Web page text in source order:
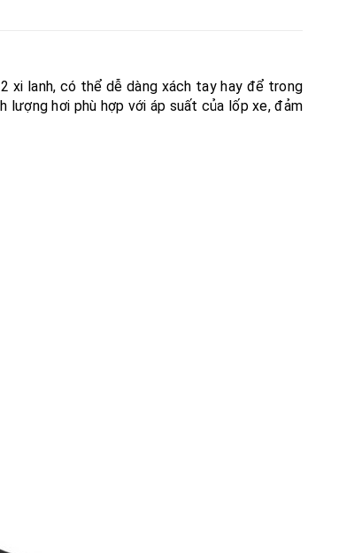
xi lanh, có thể dễ dàng xách tay hay để trong
hơi phù hợp với áp suất của lốp xe, đảm